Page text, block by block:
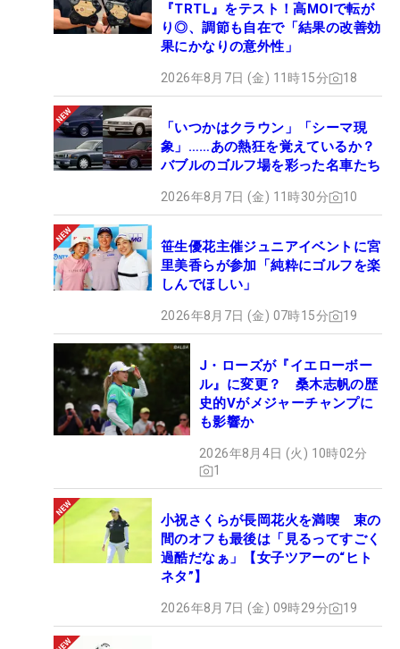
『TRTL』をテスト！高MOIで転が
り◎、調節も自在で「結果の改善効
果にかなりの意外性」
2026年8月7日 (金) 11時15分 18
「いつかはクラウン」「シーマ現
象」……あの熱狂を覚えているか？
バブルのゴルフ場を彩った名車たち
2026年8月7日 (金) 11時30分 10
笹生優花主催ジュニアイベントに宮
里美香らが参加「純粋にゴルフを楽
しんでほしい」
2026年8月7日 (金) 07時15分 19
J・ローズが『イエローボー
ル』に変更？ 桑木志帆の歴
史的Vがメジャーチャンプに
も影響か
2026年8月4日 (火) 10時02分
1
小祝さくらが長岡花火を満喫 束の
間のオフも最後は「見るってすごく
過酷だなぁ」【女子ツアーの“ヒト
ネタ”】
2026年8月7日 (金) 09時29分 19